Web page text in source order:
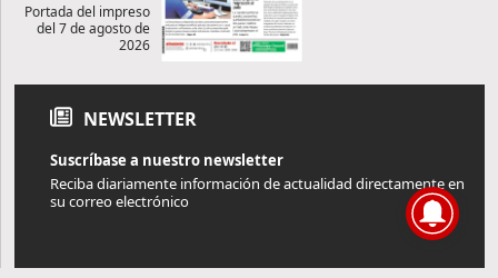
Portada del impreso
del 7 de agosto de
2026
NEWSLETTER
Suscríbase a nuestro newsletter
Reciba diariamente información de actualidad directamente en
su correo electrónico